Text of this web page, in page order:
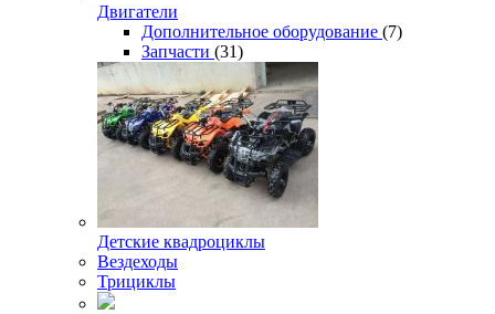
Двигатели
Дополнительное оборудование (7)
Запчасти (31)
Детские квадроциклы
Вездеходы
Трициклы